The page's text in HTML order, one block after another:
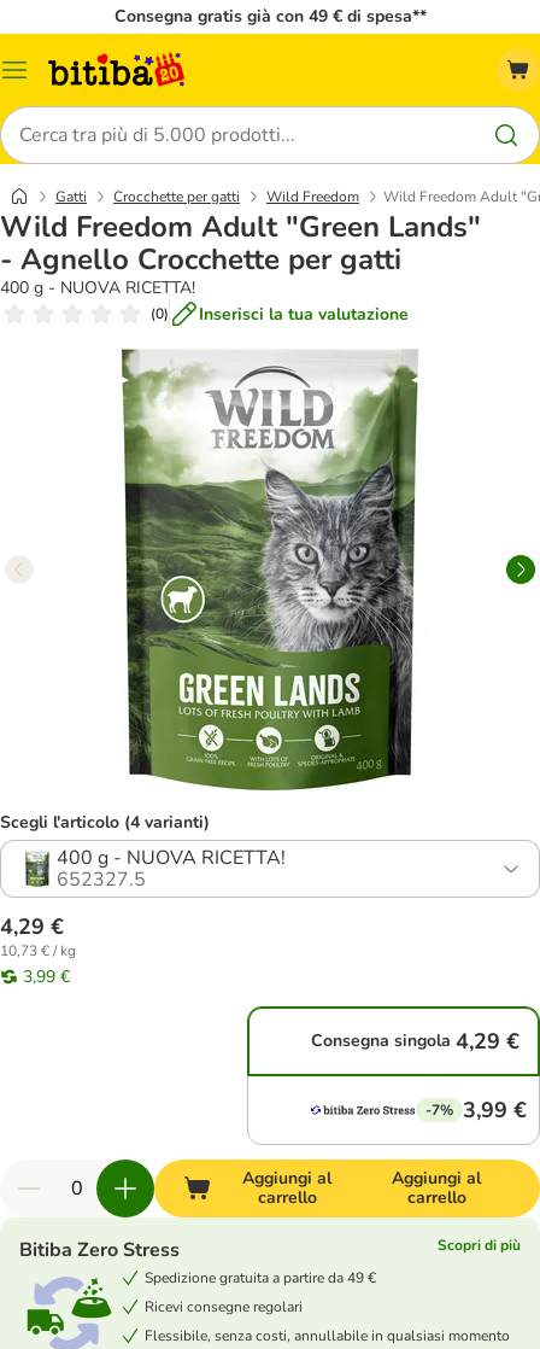
Consegna gratis già con 49 € di spesa**
Overview
Cerca
Gatti Crocchette per gatti Wild Freedom Wild Freedom Adult
Wild Freedom Adult "Green Lands"
- Agnello Crocchette per gatti
400 g - NUOVA RICETTA!
(0) Inserisci la tua valutazione
Scegli l'articolo (4 varianti)
400 g - NUOVA RICETTA!
652327.5
4,29 €
10,73 € / kg
3,99 €
Consegna singola 4,29 €
-7% 3,99 €
Aggiungi al
carrello
Aggiungi al
carrello
Bitiba Zero Stress
Scopri di più
Spedizione gratuita a partire da 49 €
Ricevi consegne regolari
Flessibile, senza costi, annullabile in qualsiasi momento